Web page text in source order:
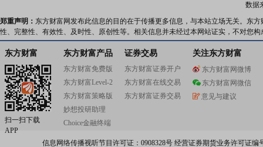
数据
郑重声明： 东方财富网发布此信息的目的在于传播更多信息，与本站立场无关。东
性、完整性、有效性、及时性、原创性等。相关信息并未经过本网站证实，不对您
东方财富
扫一扫下载
APP
东方财富产品
东方财富免费版
东方财富Level-2
东方财富策略版
妙想投研助理
Choice金融终端
证券交易
东方财富证券开户
东方财富在线交易
东方财富证券交易
关注东方财富
东方财富网微博
东方财富网微信
意见与建议
信息网络传播视听节目许可证：0908328号 经营证券期货业务许可证编